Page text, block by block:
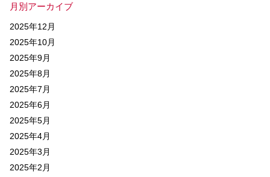
月別アーカイブ
2025年12月
2025年10月
2025年9月
2025年8月
2025年7月
2025年6月
2025年5月
2025年4月
2025年3月
2025年2月